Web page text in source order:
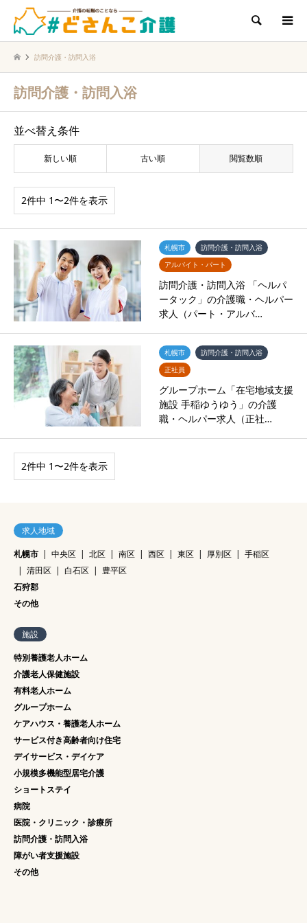
検索
訪問介護・訪問入浴
訪問介護・訪問入浴
並べ替え条件
新しい順 古い順 閲覧数順
2件中 1〜2件を表示
札幌市
訪問介護・訪問入浴
アルバイト・パート
訪問介護・訪問入浴 「ヘルパ
ータック」の介護職・ヘルパー
求人（パート・アルバ…
札幌市
訪問介護・訪問入浴
正社員
グループホーム「在宅地域支援
施設 手稲ゆうゆう」の介護
職・ヘルパー求人（正社…
2件中 1〜2件を表示
求人地域
札幌市
中央区 北区 南区 西区 東区 厚別区
手稲区
清田区
白石区
豊平区
石狩郡
その他
施設
特別養護老人ホーム
介護老人保健施設
有料老人ホーム
グループホーム
ケアハウス・養護老人ホーム
サービス付き高齢者向け住宅
デイサービス・デイケア
小規模多機能型居宅介護
ショートステイ
病院
医院・クリニック・診療所
訪問介護・訪問入浴
障がい者支援施設
その他